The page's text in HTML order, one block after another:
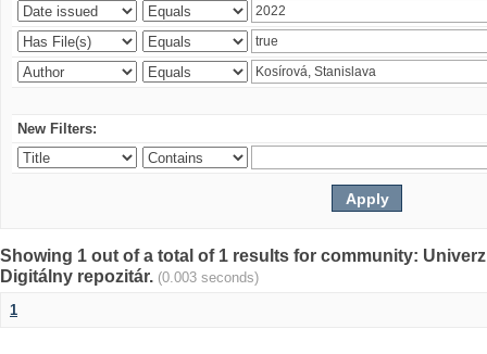
New Filters:
Showing 1 out of a total of 1 results for community:
Digitálny repozitár. (0.003 seconds)
1